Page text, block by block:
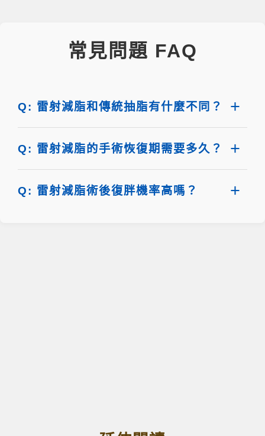
常見問題 FAQ
Q: 雷射減脂和傳統抽脂有什麼不同？
Q: 雷射減脂的手術恢復期需要多久？
Q: 雷射減脂術後復胖機率高嗎？